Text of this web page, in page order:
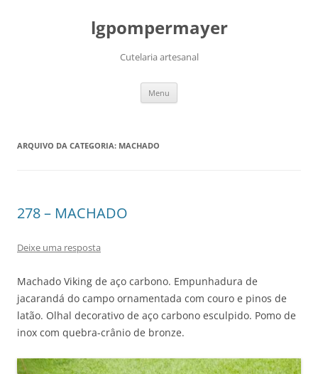
lgpompermayer
Cutelaria artesanal
Menu
ARQUIVO DA CATEGORIA: MACHADO
278 – MACHADO
Deixe uma resposta
Machado Viking de aço carbono. Empunhadura de
jacarandá do campo ornamentada com couro e pinos de
latão. Olhal decorativo de aço carbono esculpido. Pomo de
inox com quebra-crânio de bronze.